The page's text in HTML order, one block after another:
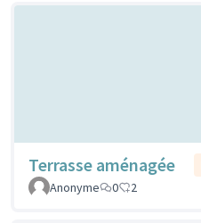
Terrasse aménagée
Anonyme
0 2